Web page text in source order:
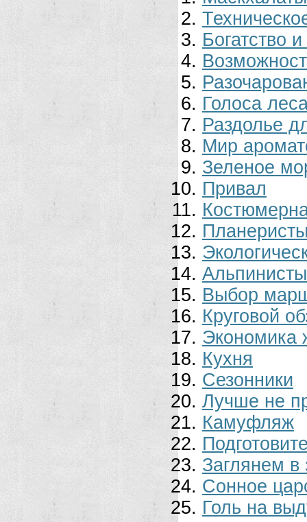
Богатство
Голоса
Раздолье
Мир
Зеленое
Привал
Альпинисты
Выбор
Круговой
Экономика
Кухня
Сезонники
Лучше не
Камуфляж
Заглянем в
Сонное
Голь на